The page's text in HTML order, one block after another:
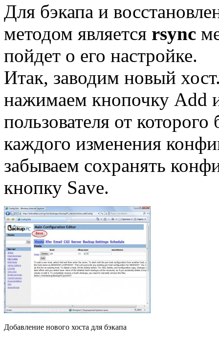
Для бэкапа и
методом является rsync
пойдет о его настройке.
Итак, заводим новый
нажимаем кнопочку Add
пользователя от
каждого изменения
забываем сохранять
кнопку Save.
Добавление нового хоста для бэкапа